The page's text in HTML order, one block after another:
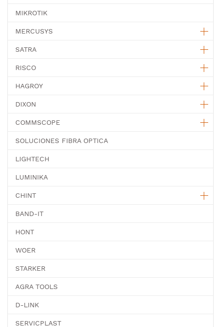
MIKROTIK
MERCUSYS
SATRA
RISCO
HAGROY
DIXON
COMMSCOPE
SOLUCIONES FIBRA OPTICA
LIGHTECH
LUMINIKA
CHINT
BAND-IT
HONT
WOER
STARKER
AGRA TOOLS
D-LINK
SERVICPLAST